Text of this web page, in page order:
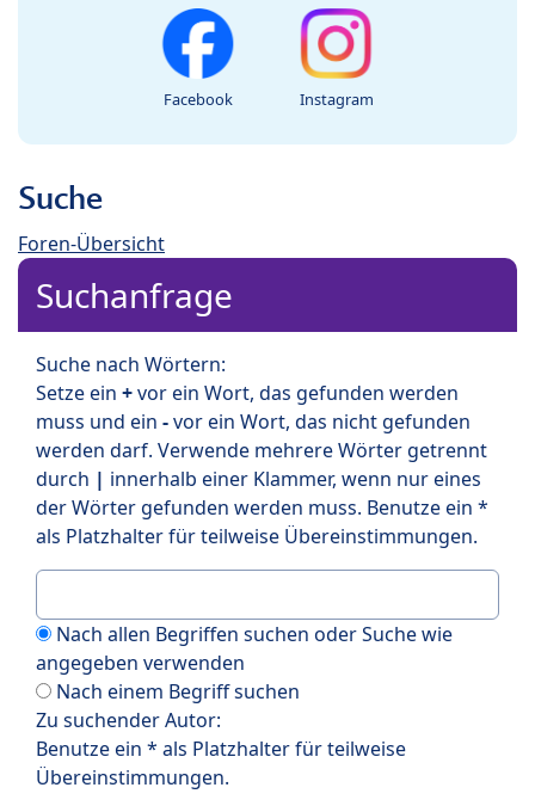
Facebook Instagram
Suche
Foren-Übersicht
Suchanfrage
Suche nach Wörtern:
Setze ein +vor ein Wort, das gefunden werden
muss und ein -vor ein Wort, das nicht gefunden
werden darf. Verwende mehrere Wörter getrennt
durch | innerhalb einer Klammer, wenn nur eines
der Wörter gefunden werden muss. Benutze ein *
als Platzhalter für teilweise Übereinstimmungen.
Nach allen Begriffen suchen oder Suche wie
angegeben verwenden
Nach einem Begriff suchen
Zu suchender Autor:
Benutze ein * als Platzhalter für teilweise
Übereinstimmungen.